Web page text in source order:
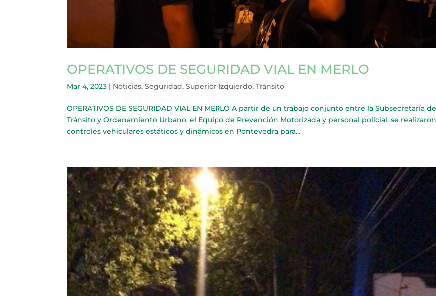
OPERATIVOS DE SEGURIDAD VIAL EN MERLO
Mar 4, 2023 | Noticias,Seguridad,Superior Izquierdo,Tránsito
OPERATIVOS DE SEGURIDAD VIAL EN MERLO A partir de un trabajo conjunto entre la Subsecretaría de
Tránsito y Ordenamiento Urbano, el Equipo de Prevención Motorizada y personal policial, se realizaron
controles vehiculares estáticos y dinámicos en Pontevedra para...